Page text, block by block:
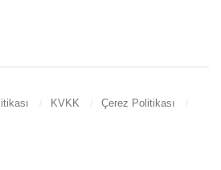
KVKK
Çerez Politikası